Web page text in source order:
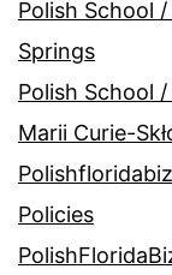
Polish School
Springs
Polish School /
Marii Curie-
Policies